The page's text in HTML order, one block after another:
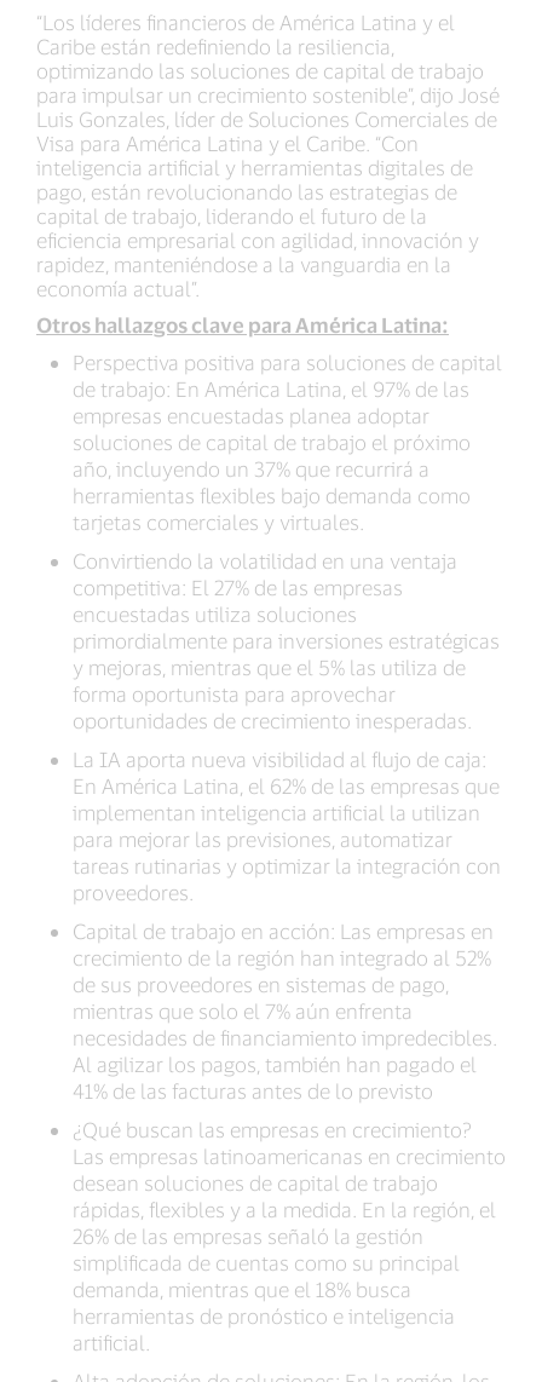
“Los líderes financieros de América Latina y el
Caribe están redefiniendo la resiliencia,
optimizando las soluciones de capital de trabajo
para impulsar un crecimiento sostenible”, dijo José
Luis Gonzales, líder de Soluciones Comerciales de
Visa para América Latina y el Caribe. “Con
inteligencia artificial y herramientas digitales de
pago, están revolucionando las estrategias de
capital de trabajo, liderando el futuro de la
eficiencia empresarial con agilidad, innovación y
rapidez, manteniéndose a la vanguardia en la
economía actual”.
Otros hallazgos clave para América Latina:
Perspectiva positiva para soluciones de capital
de trabajo: En América Latina, el 97% de las
empresas encuestadas planea adoptar
soluciones de capital de trabajo el próximo
año, incluyendo un 37% que recurrirá a
herramientas flexibles bajo demanda como
tarjetas comerciales y virtuales.
Convirtiendo la volatilidad en una ventaja
competitiva: El 27% de las empresas
encuestadas utiliza soluciones
primordialmente para inversiones estratégicas
y mejoras, mientras que el 5% las utiliza de
forma oportunista para aprovechar
oportunidades de crecimiento inesperadas.
La IA aporta nueva visibilidad al flujo de caja:
En América Latina, el 62% de las empresas que
implementan inteligencia artificial la utilizan
para mejorar las previsiones, automatizar
tareas rutinarias y optimizar la integración con
proveedores.
Capital de trabajo en acción: Las empresas en
crecimiento de la región han integrado al 52%
de sus proveedores en sistemas de pago,
mientras que solo el 7% aún enfrenta
necesidades de financiamiento impredecibles.
Al agilizar los pagos, también han pagado el
41% de las facturas antes de lo previsto
¿Qué buscan las empresas en crecimiento?
Las empresas latinoamericanas en crecimiento
desean soluciones de capital de trabajo
rápidas, flexibles y a la medida. En la región, el
26% de las empresas señaló la gestión
simplificada de cuentas como su principal
demanda, mientras que el 18% busca
herramientas de pronóstico e inteligencia
artificial.